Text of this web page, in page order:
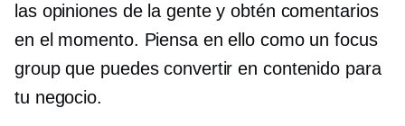
las opiniones de la gente y obtén comentarios
en el momento. Piensa en ello como un focus
group que puedes convertir en contenido para
tu negocio.